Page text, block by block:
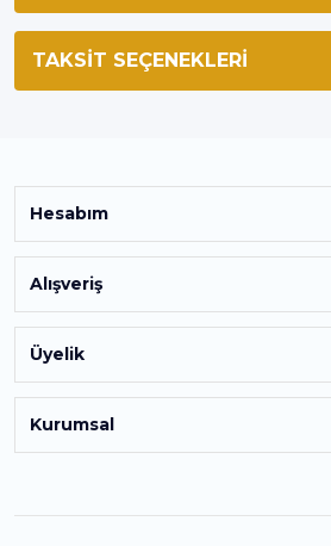
TAKSIT SEÇENEKLERI
Hesabım
Alışveriş
Üyelik
Kurumsal